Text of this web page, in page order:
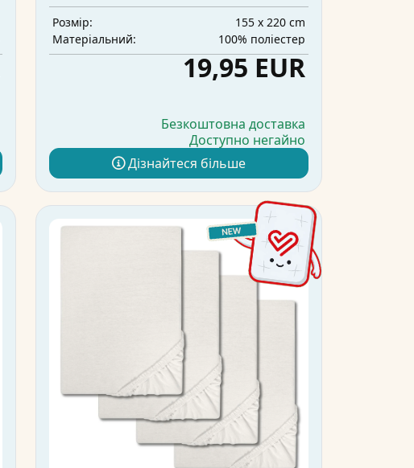
Розмір:
155 x 220 cm
Матеріальний:
100% поліестер
19,95 EUR
Безкоштовна доставка
Доступно негайно
Дізнайтеся більше